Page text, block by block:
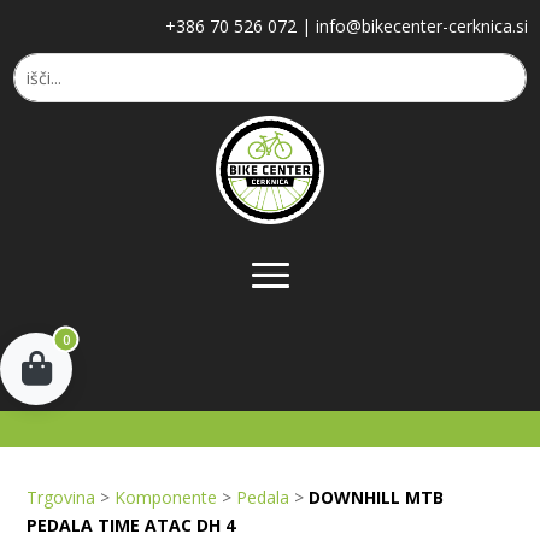
+386 70 526 072 | info@bikecenter-cerknica.si
0
Trgovina > Komponente > Pedala > DOWNHILL MTB
PEDALA TIME ATAC DH 4